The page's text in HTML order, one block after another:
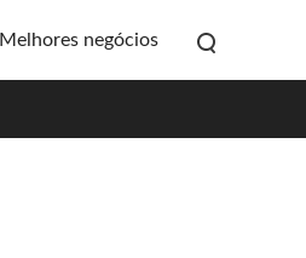
Melhores negócios